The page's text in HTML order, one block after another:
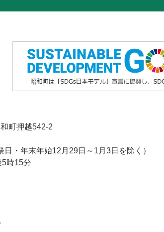
町押越542-2
・年末年始12月29日～1月3日を除く）
時15分